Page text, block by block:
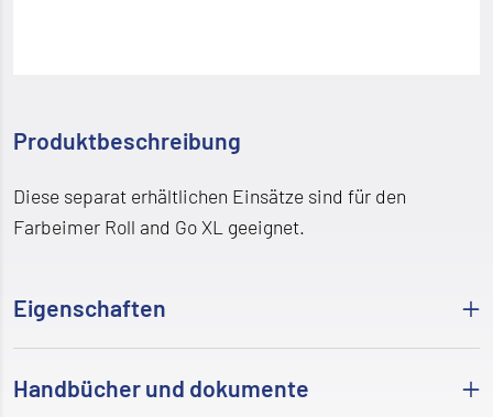
Produktbeschreibung
Diese separat erhältlichen Einsätze sind für den
Farbeimer Roll and Go XL geeignet.
Eigenschaften
Handbücher und dokumente